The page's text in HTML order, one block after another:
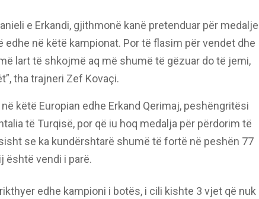
e Erkandi, gjithmonë kanë pretenduar për medalje
edhe në këtë kampionat. Por të flasim për vendet dhe
lart të shkojmë aq më shumë të gëzuar do të jemi,
tha trajneri Zef Kovaçi.
këtë Europian edhe Erkand Qerimaj, peshëngritësi
të Turqisë, por që iu hoq medalja për përdorim të
se ka kundërshtarë shumë të fortë në peshën 77
është vendi i parë.
edhe kampioni i botës, i cili kishte 3 vjet që nuk